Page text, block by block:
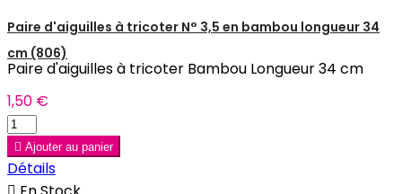
Paire d'aiguilles à tricoter N° 3,5 en bambou longueur 34
cm (806)
Paire d'aiguilles à tricoter Bambou Longueur 34 cm
1,50 €
 Ajouter au panier
Détails